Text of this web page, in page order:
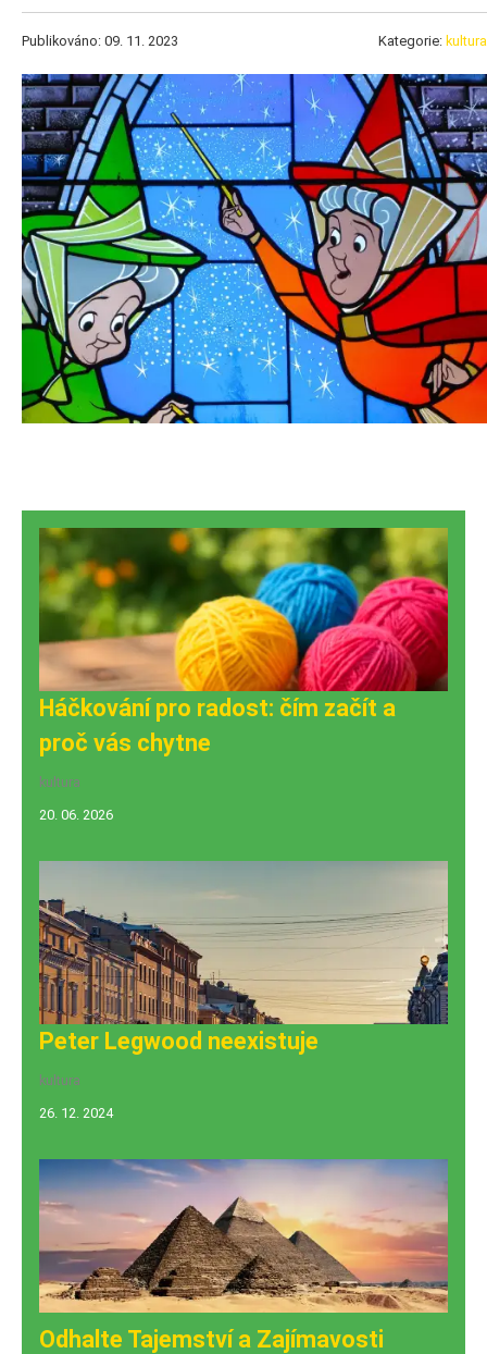
Publikováno: 09. 11. 2023 Kategorie: kultura
Háčkování pro radost: čím začít a
proč vás chytne
kultura
20. 06. 2026
Peter Legwood neexistuje
kultura
26. 12. 2024
Odhalte Tajemství a Zajímavosti